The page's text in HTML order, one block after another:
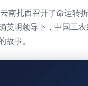
南扎西召开了命运转
英明领导下，中国工
事。